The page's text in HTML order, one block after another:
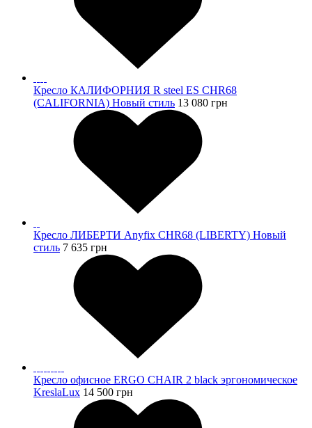
Кресло КАЛИФОРНИЯ R steel ES CHR68
(CALIFORNIA) Новый стиль 13 080 грн
Кресло ЛИБЕРТИ Anyfix CHR68 (LIBERTY) Новый
стиль 7 635 грн
Кресло офисное ERGO CHAIR 2 black эргономическое
KreslaLux 14 500 грн